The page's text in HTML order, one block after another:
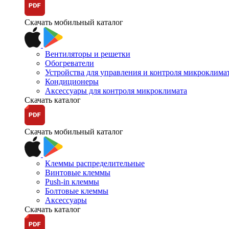
Скачать мобильный каталог
Вентиляторы и решетки
Обогреватели
Устройства для управления и контроля
Кондиционеры
Аксессуары для контроля микроклимата
Скачать каталог
Скачать мобильный каталог
Клеммы распределительные
Винтовые клеммы
Push-in клеммы
Болтовые клеммы
Аксессуары
Скачать каталог